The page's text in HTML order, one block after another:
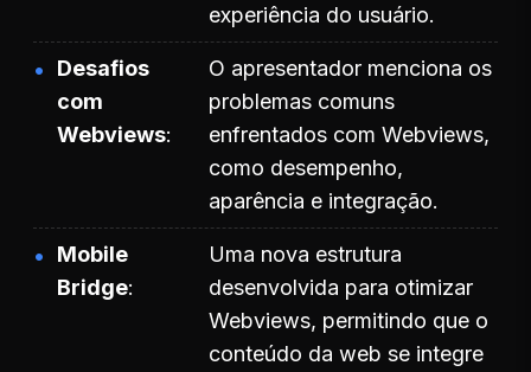
experiência do usuário.
Desafios
com
Webviews
O apresentador menciona os
problemas comuns
enfrentados com Webviews,
como desempenho,
aparência e integração.
Mobile
Bridge
Uma nova estrutura
desenvolvida para otimizar
Webviews, permitindo que o
conteúdo da web se integre